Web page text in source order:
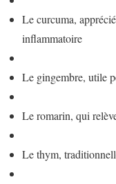
Le curcuma,
inflammatoire
Le gingembre, utile
Le romarin, qui
Le thym,